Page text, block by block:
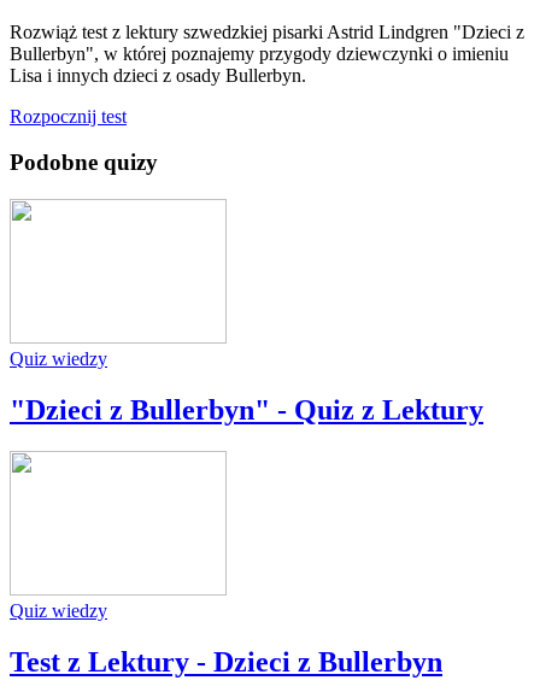
Rozwiąż test z lektury szwedzkiej pisarki Astrid Lindgren "Dzieci z
Bullerbyn", w której poznajemy przygody dziewczynki o imieniu
Lisa i innych dzieci z osady Bullerbyn.
Rozpocznij test
Podobne quizy
Quiz wiedzy
"Dzieci z Bullerbyn" - Quiz z Lektury
Quiz wiedzy
Test z Lektury - Dzieci z Bullerbyn